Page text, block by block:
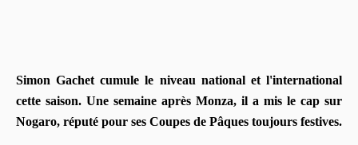
Simon Gachet cumule le niveau national et l'international
cette saison. Une semaine après Monza, il a mis le cap sur
Nogaro, réputé pour ses Coupes de Pâques toujours festives.